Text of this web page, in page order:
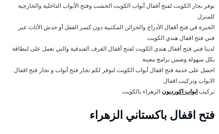
نوفر نجار الكويت لفتح أقفال أبواب الكويت الخشب وفتح الأبواب الداخلية والخارجية
للمنزل
الخبرة في فتح أقفال الأدراج والخزائن المكتبية دون كسر القفل أو خدش الأثاث عبر
فني فتح اقفال هندي الكويت
لدينا فني فتح أقفال هندي الكويت لفتح أقفال الغرف الفندقية والتي تعمل على لبطاقة
بكل سهولة وضمن برامج معينة
احصل على خدمة فتح اقفال أبواب الكويت لنوفر لكم نجار فتح أبواب و نجار فتح اقفال
الابواب وتركيب اقفال
تركيبابواب اكورديونالزهراء بالكويت
فتح اقفال باكستاني الزهراء